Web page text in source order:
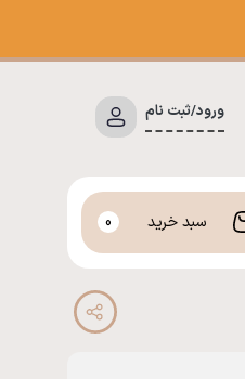
ورود/ثبت نام
سبد خرید 0